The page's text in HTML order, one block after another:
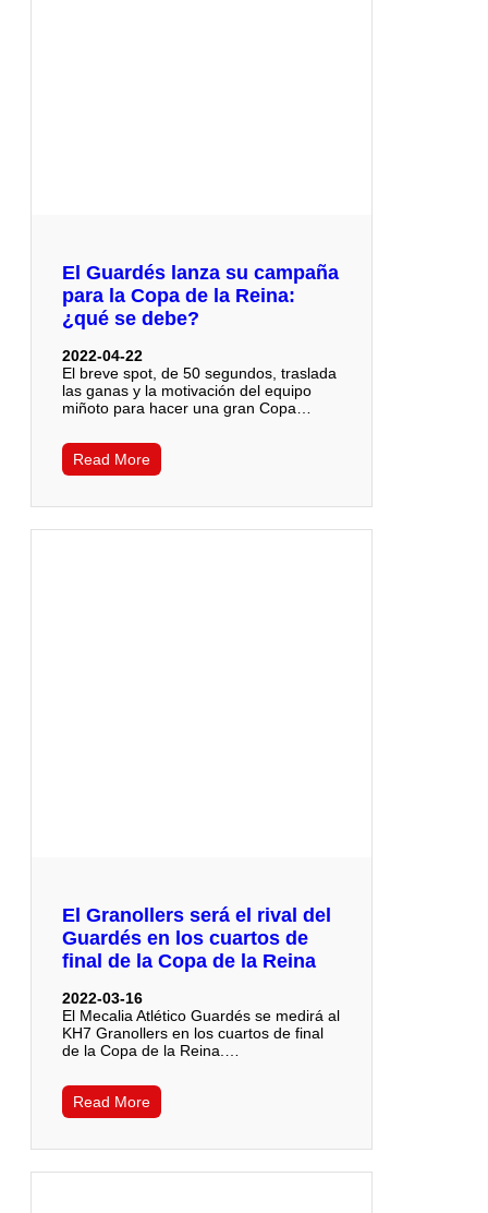
El Guardés lanza su campaña
para la Copa de la Reina:
¿qué se debe?
2022-04-22
El breve spot, de 50 segundos, traslada
las ganas y la motivación del equipo
miñoto para hacer una gran Copa…
Read More
El Granollers será el rival del
Guardés en los cuartos de
final de la Copa de la Reina
2022-03-16
El Mecalia Atlético Guardés se medirá al
KH7 Granollers en los cuartos de final
de la Copa de la Reina.…
Read More